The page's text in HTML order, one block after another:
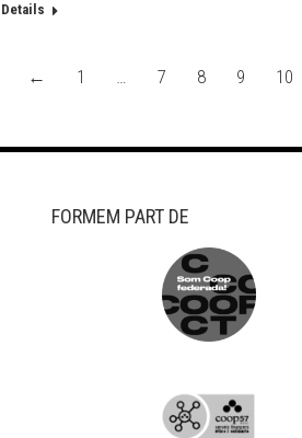
Details
← 1 … 7 8 9 10
FORMEM PART DE